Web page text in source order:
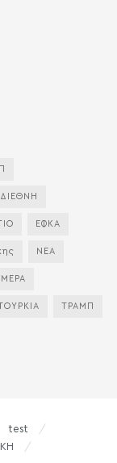
ΔΙΕΘΝΗ
ΕΦΚΑ
ΝΕΑ
ΤΡΑΜΠ
test